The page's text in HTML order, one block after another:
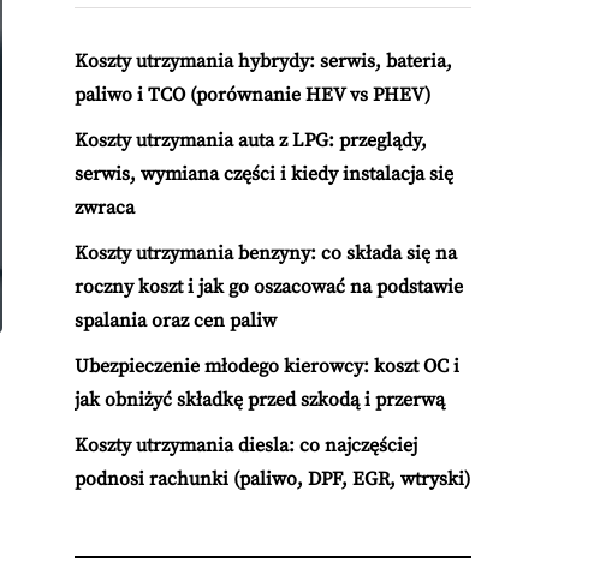
Koszty utrzymania hybrydy: serwis, bateria,
paliwo i TCO (porównanie HEV vs PHEV)
Koszty utrzymania auta z LPG: przeglądy,
serwis, wymiana części i kiedy instalacja się
zwraca
Koszty utrzymania benzyny: co składa się na
roczny koszt i jak go oszacować na podstawie
spalania oraz cen paliw
Ubezpieczenie młodego kierowcy: koszt OC i
jak obniżyć składkę przed szkodą i przerwą
Koszty utrzymania diesla: co najczęściej
podnosi rachunki (paliwo, DPF, EGR, wtryski)